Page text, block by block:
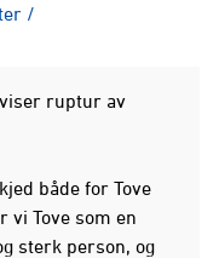
/
ruptur av
både for Tove
vi Tove som en
sterk person, og